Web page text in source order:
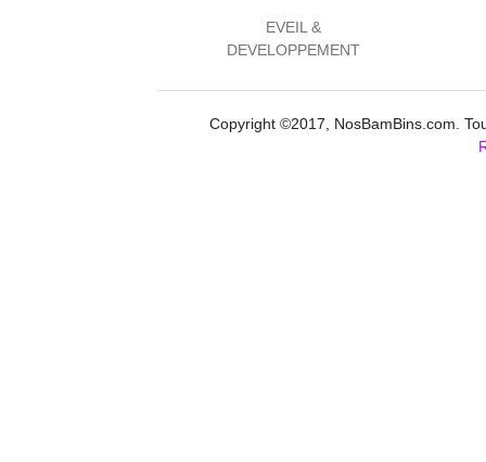
EVEIL &
DEVELOPPEMENT
Copyright ©2017, NosBamBins.com.